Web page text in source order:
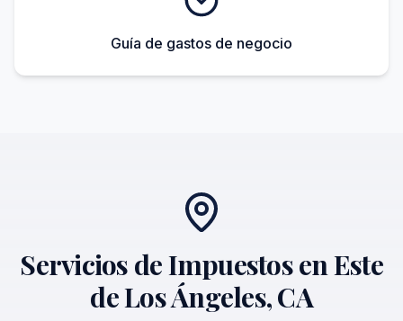
Guía de gastos de negocio
Servicios de Impuestos en Este
de Los Ángeles, CA